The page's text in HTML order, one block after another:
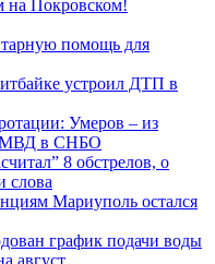
на Покровском!
помощь для
устроил ДТП в
Умеров – из
МВД в СНБО
8 обстрелов, о
слова
Мариуполь остался
график подачи воды
август